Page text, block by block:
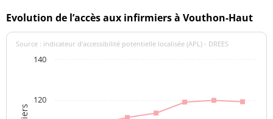
Evolution de l’accès aux infirmiers à Vouthon-Haut
Source : indicateur d’accessibilité potentielle localisée (APL) - DREES
120
140